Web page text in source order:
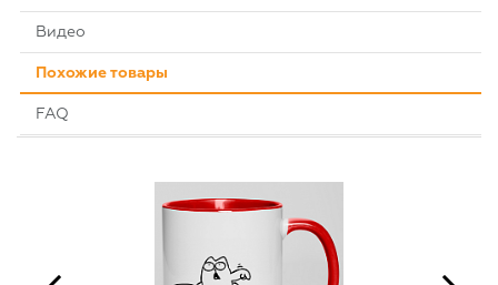
Видео
Похожие товары
FAQ